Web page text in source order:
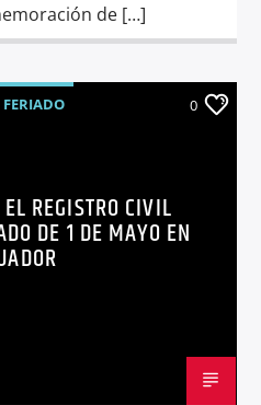
de […]
FERIADO
0
REGISTRO CIVIL
DE 1 DE MAYO EN